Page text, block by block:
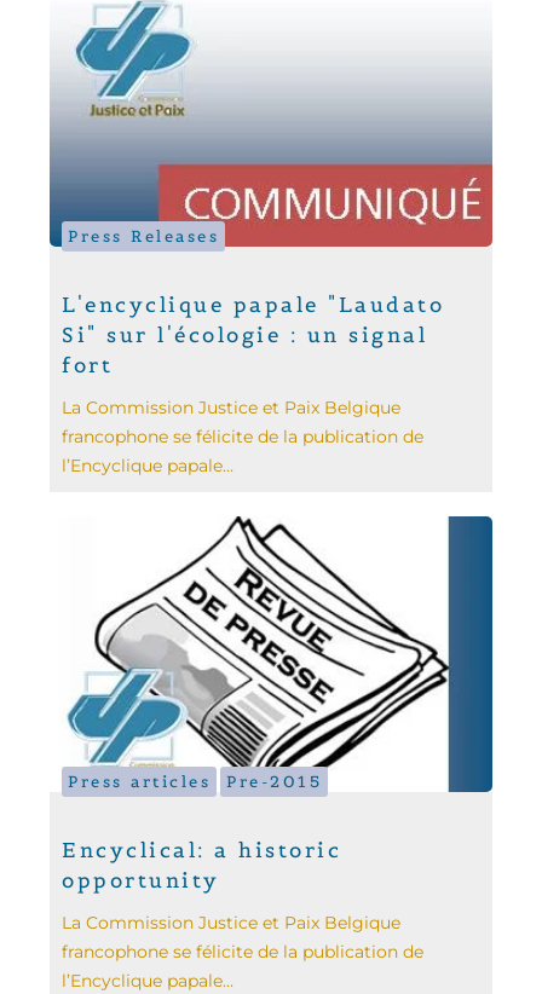
Press Releases
L'encyclique papale "Laudato
Si" sur l'écologie : un signal
fort
La Commission Justice et Paix Belgique
francophone se félicite de la publication de
l’Encyclique papale...
Press articles Pre-2015
Encyclical: a historic
opportunity
La Commission Justice et Paix Belgique
francophone se félicite de la publication de
l’Encyclique papale...